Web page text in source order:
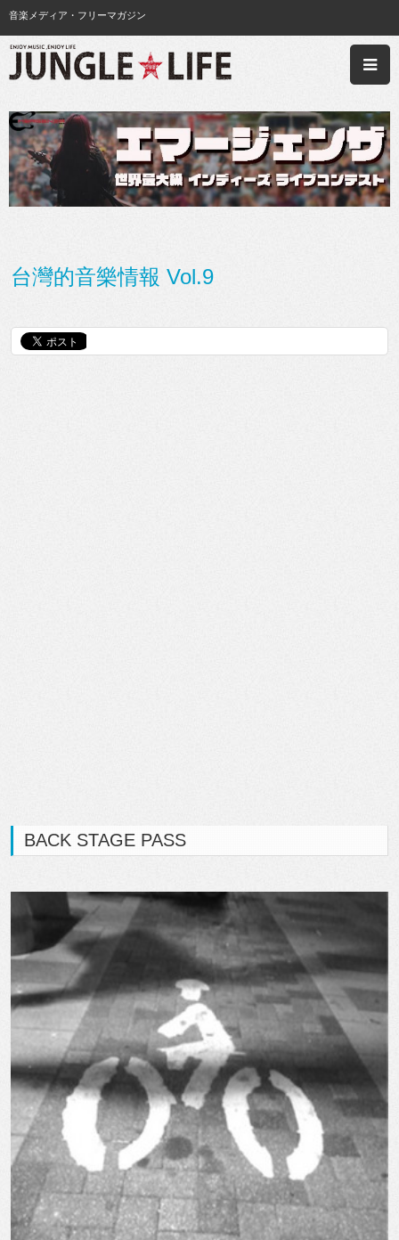
音楽メディア・フリーマガジン
台灣的音樂情報 Vol.9
BACK STAGE PASS